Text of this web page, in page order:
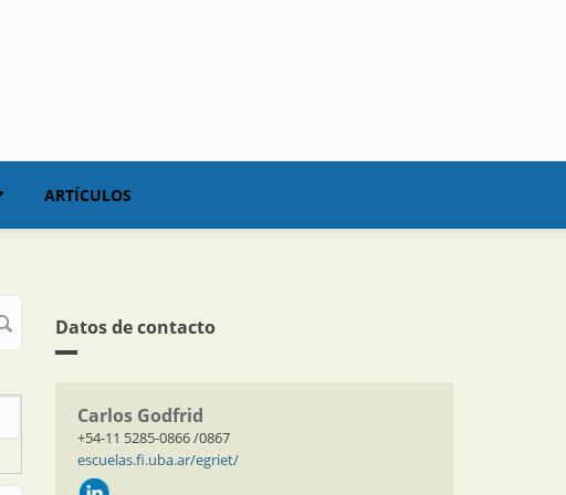
ARTÍCULOS
Datos de contacto
Carlos Godfrid
+54-11 5285-0866 /0867
escuelas.fi.uba.ar/egriet/